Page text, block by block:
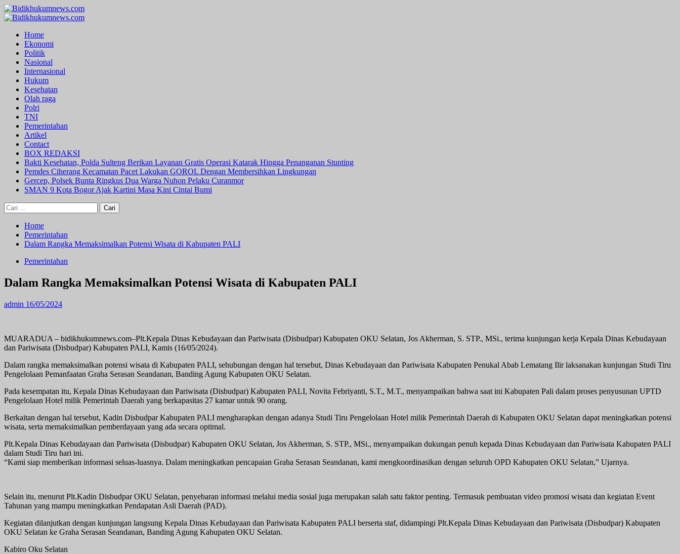
Skip
to
Primary
Home
Ekonomi
Politik
Nasional
Internasional
Hukum
Kesehatan
Olah raga
Polri
TNI
Pemerintahan
Artikel
Contact
BOX REDAKSI
Bakti Kesehatan, Polda Sulteng Berikan Layanan Gratis Operasi Katarak Hingga Penanganan Stunting
Pemdes Ciherang Kecamatan Pacet Lakukan GOROL Dengan Membersihkan Lingkungan
Gercep, Polsek Bunta Ringkus Dua Warga Nuhon Pelaku Curanmor
SMAN 9 Kota Bogor Ajak Kartini Masa Kini Cintai Bumi
Cari
untuk:
Home
Pemerintahan
Dalam Rangka Memaksimalkan Potensi Wisata di Kabupaten PALI
Pemerintahan
Dalam Rangka Memaksimalkan Potensi Wisata di Kabupaten PALI
admin 16/05/2024
MUARADUA – bidikhukumnews.com–Plt.Kepala Dinas Kebudayaan dan Pariwisata (Disbudpar) Kabupaten OKU Selatan, Jos Akherman, S. STP., MSi., terima kunjungan kerja Kepala Dinas Kebudayaan
dan Pariwisata (Disbudpar) Kabupaten PALI, Kamis (16/05/2024).
Dalam rangka memaksimalkan potensi wisata di Kabupaten PALI, sehubungan dengan hal tersebut, Dinas Kebudayaan dan Pariwisata Kabupaten Penukal Abab Lematang Ilir laksanakan kunjungan Studi Tiru
Pengelolaan Pemanfaatan Graha Serasan Seandanan, Banding Agung Kabupaten OKU Selatan.
Pada kesempatan itu, Kepala Dinas Kebudayaan dan Pariwisata (Disbudpar) Kabupaten PALI, Novita Febriyanti, S.T., M.T., menyampaikan bahwa saat ini Kabupaten Pali dalam proses penyusunan UPTD
Pengelolaan Hotel milik Pemerintah Daerah yang berkapasitas 27 kamar untuk 90 orang.
Berkaitan dengan hal tersebut, Kadin Disbudpar Kabupaten PALI mengharapkan dengan adanya Studi Tiru Pengelolaan Hotel milik Pemerintah Daerah di Kabupaten OKU Selatan dapat meningkatkan potensi
wisata, serta memaksimalkan pemberdayaan yang ada secara optimal.
Plt.Kepala Dinas Kebudayaan dan Pariwisata (Disbudpar) Kabupaten OKU Selatan, Jos Akherman, S. STP., MSi., menyampaikan dukungan penuh kepada Dinas Kebudayaan dan Pariwisata Kabupaten PALI
dalam Studi Tiru hari ini.
“Kami siap memberikan informasi seluas-luasnya. Dalam meningkatkan pencapaian Graha Serasan Seandanan, kami mengkoordinasikan dengan seluruh OPD Kabupaten OKU Selatan,” Ujarnya.
Selain itu, menurut Plt.Kadin Disbudpar OKU Selatan, penyebaran informasi melalui media sosial juga merupakan salah satu faktor penting. Termasuk pembuatan video promosi wisata dan kegiatan Event
Tahunan yang mampu meningkatkan Pendapatan Asli Daerah (PAD).
Kegiatan dilanjutkan dengan kunjungan langsung Kepala Dinas Kebudayaan dan Pariwisata Kabupaten PALI berserta staf, didampingi Plt.Kepala Dinas Kebudayaan dan Pariwisata (Disbudpar) Kabupaten
OKU Selatan ke Graha Serasan Seandanan, Banding Agung Kabupaten OKU Selatan.
Kabiro Oku Selatan